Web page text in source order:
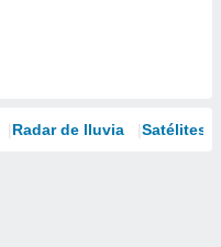
Radar de lluvia Satélites